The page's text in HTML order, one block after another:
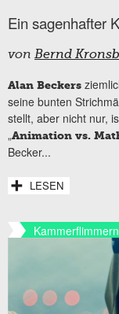
Ein sagenhafter
von Bernd
Alan Beckers
seine bunten
stellt, aber nicht nur,
„Animation vs.
Becker...
LESEN
Kammerflimmern